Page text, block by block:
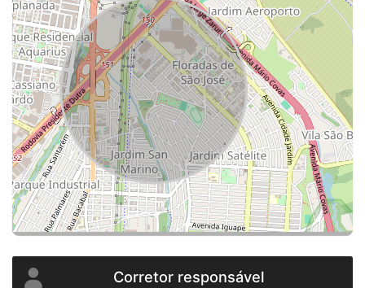
Corretor responsável